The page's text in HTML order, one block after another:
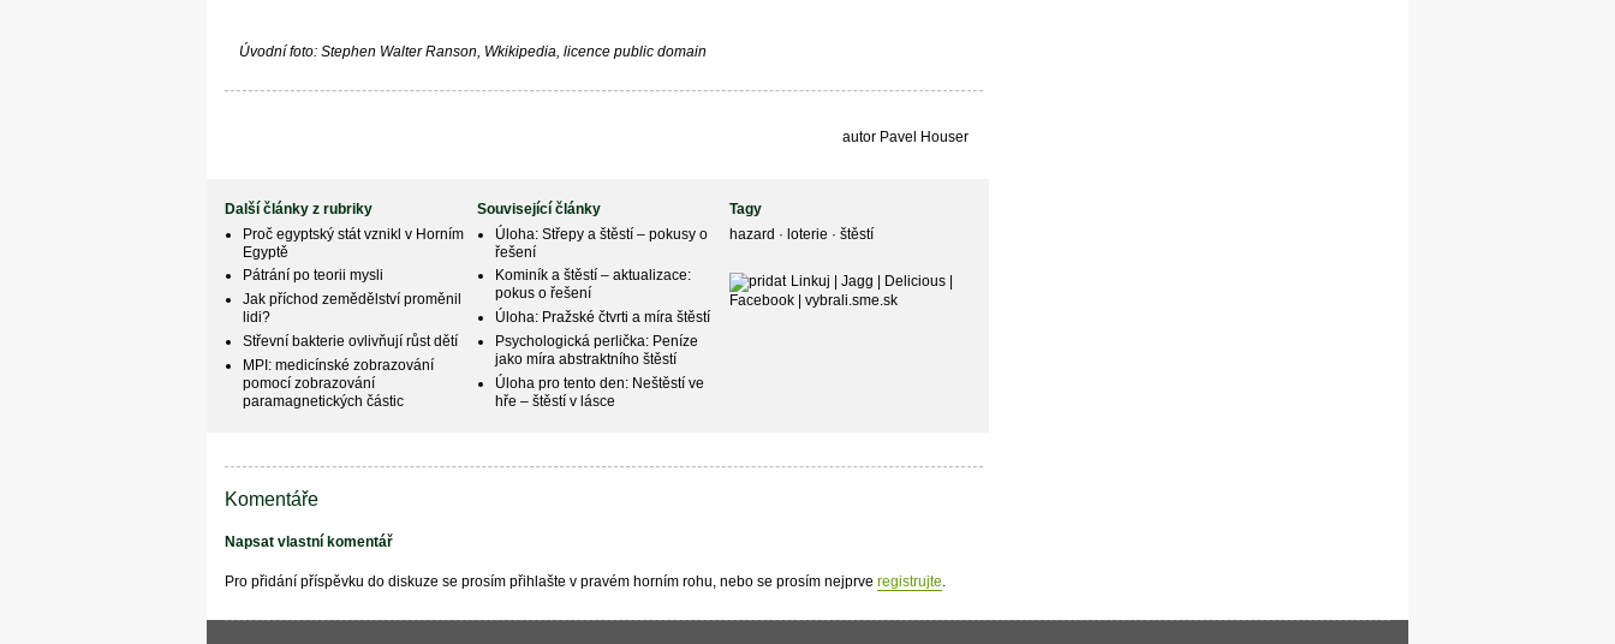
Úvodní foto: Stephen Walter Ranson, Wkikipedia, licence public domain
autor Pavel Houser
Další články z rubriky
Proč egyptský stát vznikl v Horním
Egyptě
Pátrání po teorii mysli
Jak příchod zemědělství proměnil
lidi?
Střevní bakterie ovlivňují růst dětí
MPI: medicínské zobrazování
pomocí zobrazování
paramagnetických částic
Související články
Úloha: Střepy a štěstí – pokusy o
řešení
Kominík a štěstí – aktualizace:
pokus o řešení
Úloha: Pražské čtvrti a míra štěstí
Psychologická perlička: Peníze
jako míra abstraktního štěstí
Úloha pro tento den: Neštěstí ve
hře – štěstí v lásce
Tagy
hazard ·loterie ·štěstí
Linkuj | Jagg | Delicious|
Facebook |vybrali.sme.sk
Komentáře
Napsat vlastní komentář
Pro přidání příspěvku do diskuze se prosím přihlašte v pravém horním rohu, nebo se prosím nejprve registrujte.